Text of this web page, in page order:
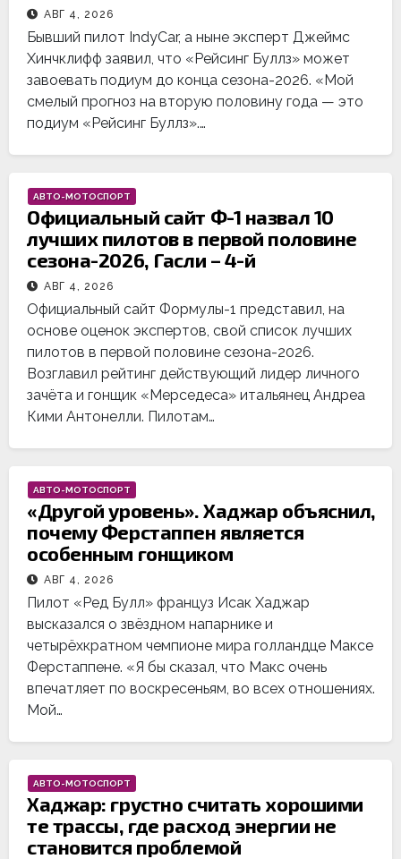
АВГ 4, 2026
Бывший пилот IndyCar, а ныне эксперт Джеймс
Хинчклифф заявил, что «Рейсинг Буллз» может
завоевать подиум до конца сезона-2026. «Мой
смелый прогноз на вторую половину года — это
подиум «Рейсинг Буллз».…
АВТО-МОТОСПОРТ
Официальный сайт Ф-1 назвал 10
лучших пилотов в первой половине
сезона-2026, Гасли – 4-й
АВГ 4, 2026
Официальный сайт Формулы-1 представил, на
основе оценок экспертов, свой список лучших
пилотов в первой половине сезона-2026.
Возглавил рейтинг действующий лидер личного
зачёта и гонщик «Мерседеса» итальянец Андреа
Кими Антонелли. Пилотам…
АВТО-МОТОСПОРТ
«Другой уровень». Хаджар объяснил,
почему Ферстаппен является
особенным гонщиком
АВГ 4, 2026
Пилот «Ред Булл» француз Исак Хаджар
высказался о звёздном напарнике и
четырёхкратном чемпионе мира голландце Максе
Ферстаппене. «Я бы сказал, что Макс очень
впечатляет по воскресеньям, во всех отношениях.
Мой…
АВТО-МОТОСПОРТ
Хаджар: грустно считать хорошими
те трассы, где расход энергии не
становится проблемой